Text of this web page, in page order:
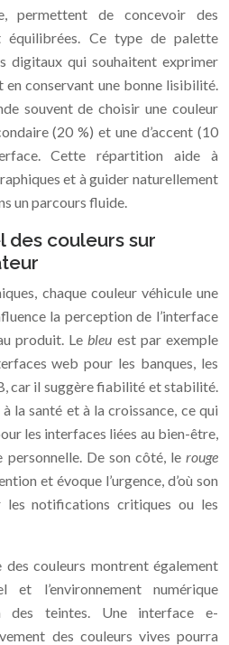
permettent de concevoir des
équilibrées. Ce type de palette
digitaux qui souhaitent exprimer
conservant une bonne lisibilité.
souvent de choisir une couleur
(20 %) et une d’accent (10
Cette répartition aide à
et à guider naturellement
un parcours fluide.
des couleurs sur
chaque couleur véhicule une
la perception de l’interface
produit. Lebleu est par exemple
web pour les banques, les
car il suggère fiabilité et stabilité.
la santé et à la croissance, ce qui
les interfaces liées au bien-être,
personnelle. De son côté, le rouge
et évoque l’urgence, d’où son
les notifications critiques ou les
des couleurs montrent également
l’environnement numérique
des teintes. Une interface e-
des couleurs vives pourra